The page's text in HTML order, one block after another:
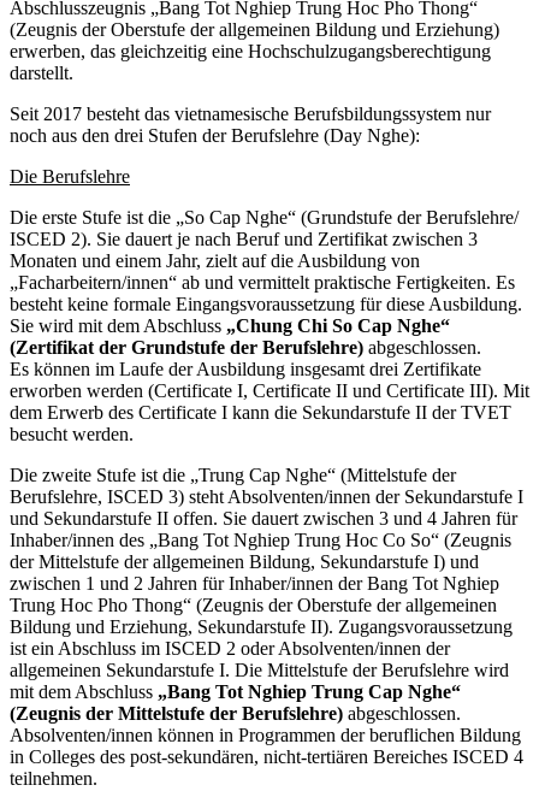
Abschlusszeugnis „Bang Tot Nghiep Trung Hoc Pho Thong“
(Zeugnis der Oberstufe der allgemeinen Bildung und Erziehung)
erwerben, das gleichzeitig eine Hochschulzugangsberechtigung
darstellt.
Seit 2017 besteht das vietnamesische Berufsbildungssystem nur
noch aus den drei Stufen der Berufslehre (Day Nghe):
Die Berufslehre
Die erste Stufe ist die „So Cap Nghe“ (Grundstufe der Berufslehre/
ISCED 2). Sie dauert je nach Beruf und Zertifikat zwischen 3
Monaten und einem Jahr, zielt auf die Ausbildung von
„Facharbeitern/innen“ ab und vermittelt praktische Fertigkeiten. Es
besteht keine formale Eingangsvoraussetzung für diese Ausbildung.
Sie wird mit dem Abschluss „Chung Chi So Cap Nghe“
(Zertifikat der Grundstufe der Berufslehre) abgeschlossen.
Es können im Laufe der Ausbildung insgesamt drei Zertifikate
erworben werden (Certificate I, Certificate II und Certificate III). Mit
dem Erwerb des Certificate I kann die Sekundarstufe II der TVET
besucht werden.
Die zweite Stufe ist die „Trung Cap Nghe“ (Mittelstufe der
Berufslehre, ISCED 3) steht Absolventen/innen der Sekundarstufe I
und Sekundarstufe II offen. Sie dauert zwischen 3 und 4 Jahren für
Inhaber/innen des „Bang Tot Nghiep Trung Hoc Co So“ (Zeugnis
der Mittelstufe der allgemeinen Bildung, Sekundarstufe I) und
zwischen 1 und 2 Jahren für Inhaber/innen der Bang Tot Nghiep
Trung Hoc Pho Thong“ (Zeugnis der Oberstufe der allgemeinen
Bildung und Erziehung, Sekundarstufe II). Zugangsvoraussetzung
ist ein Abschluss im ISCED 2 oder Absolventen/innen der
allgemeinen Sekundarstufe I. Die Mittelstufe der Berufslehre wird
mit dem Abschluss „Bang Tot Nghiep Trung Cap Nghe“
(Zeugnis der Mittelstufe der Berufslehre) abgeschlossen.
Absolventen/innen können in Programmen der beruflichen Bildung
in Colleges des post-sekundären, nicht-tertiären Bereiches ISCED 4
teilnehmen.